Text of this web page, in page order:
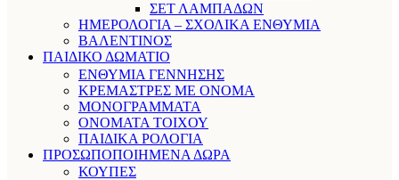
ΣΕΤ ΛΑΜΠΑΔΩΝ
ΗΜΕΡΟΛΟΓΙΑ – ΣΧΟΛΙΚΑ ΕΝΘΥΜΙΑ
ΒΑΛΕΝΤΙΝΟΣ
ΠΑΙΔΙΚΟ ΔΩΜΑΤΙΟ
ΕΝΘΥΜΙΑ ΓΕΝΝΗΣΗΣ
ΚΡΕΜΑΣΤΡΕΣ ΜΕ ΟΝΟΜΑ
ΜΟΝΟΓΡΑΜΜΑΤΑ
ΟΝΟΜΑΤΑ ΤΟΙΧΟΥ
ΠΑΙΔΙΚΑ ΡΟΛΟΓΙΑ
ΠΡΟΣΩΠΟΠΟΙΗΜΕΝΑ ΔΩΡΑ
ΚΟΥΠΕΣ